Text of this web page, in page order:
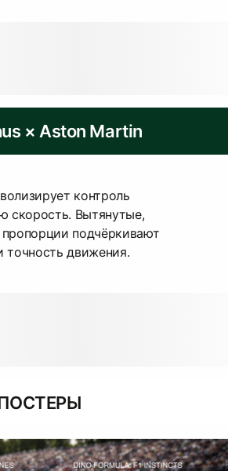
× Aston Martin
контроль
скорость. Вытянутые,
подчёркивают
точность движения.